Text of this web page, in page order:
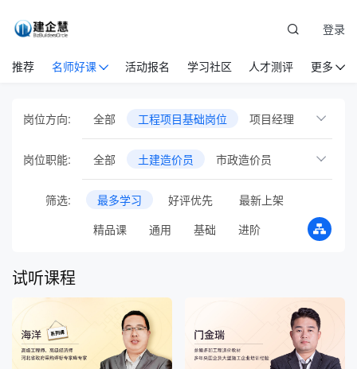
推荐 名师好课 活动报名 学习社区 人才测评 更多
登录
岗位方向: 全部 工程项目基础岗位
项目经理
安全管理
EPC项目管理
国际工程管理
人力资源管理
企业管理
市场营销
建筑业财税
新员工培训
通识管理
音频课
专题直播
智库方法论
试验员
投融资 测量员
政府平台
岗位职能: 全部 土建造价员
市政造价员
水利水电造价员
筛选: 最多学习 好评优先
最新上架
精品课
通用 基础 进阶
试听课程